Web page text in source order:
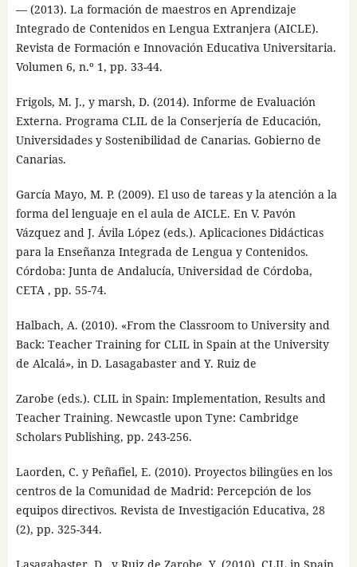
— (2013). La formación de maestros en Aprendizaje
Integrado de Contenidos en Lengua Extranjera (AICLE).
Revista de Formación e Innovación Educativa Universitaria.
Volumen 6, n.º 1, pp. 33-44.
Frigols, M. J., y marsh, D. (2014). Informe de Evaluación
Externa. Programa CLIL de la Conserjería de Educación,
Universidades y Sostenibilidad de Canarias. Gobierno de
Canarias.
García Mayo, M. P. (2009). El uso de tareas y la atención a la
forma del lenguaje en el aula de AICLE. En V. Pavón
Vázquez and J. Ávila López (eds.). Aplicaciones Didácticas
para la Enseñanza Integrada de Lengua y Contenidos.
Córdoba: Junta de Andalucía, Universidad de Córdoba,
CETA , pp. 55-74.
Halbach, A. (2010). «From the Classroom to University and
Back: Teacher Training for CLIL in Spain at the University
de Alcalá», in D. Lasagabaster and Y. Ruiz de
Zarobe (eds.). CLIL in Spain: Implementation, Results and
Teacher Training. Newcastle upon Tyne: Cambridge
Scholars Publishing, pp. 243-256.
Laorden, C. y Peñafiel, E. (2010). Proyectos bilingües en los
centros de la Comunidad de Madrid: Percepción de los
equipos directivos. Revista de Investigación Educativa, 28
(2), pp. 325-344.